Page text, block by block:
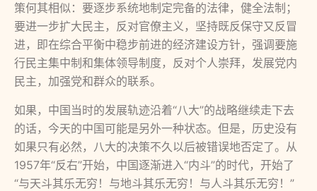
策何其相似：要逐步系统地制定完备的法律，健全法制；
要进一步扩大民主，反对官僚主义，坚持既反保守又反冒
进，即在综合平衡中稳步前进的经济建设方针，强调要施
行民主集中制和集体领导制度，反对个人崇拜，发展党内
民主，加强党和群众的联系。
如果，中国当时的发展轨迹沿着“八大”的战略继续走下去
的话，今天的中国可能是另外一种状态。但是，历史没有
如果只有必然，八大的决策不久以后被错误地否定了。从
1957年“反右”开始，中国逐渐进入“内斗”的时代，开始了
“与天斗其乐无穷！与地斗其乐无穷！与人斗其乐无穷！”